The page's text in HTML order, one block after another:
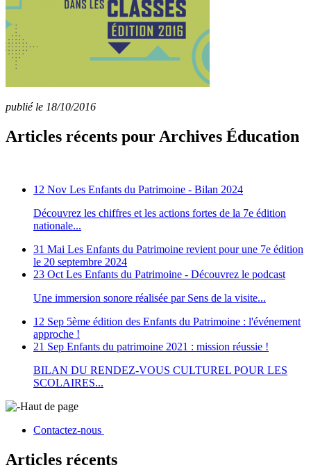
publié le 18/10/2016
Articles récents pour Archives Éducation
12 Nov Les Enfants du Patrimoine - Bilan 2024
Découvrez les chiffres et les actions fortes de la 7e édition
nationale...
31 Mai Les Enfants du Patrimoine revient pour une 7e édition
le 20 septembre 2024
23 Oct Les Enfants du Patrimoine - Découvrez le podcast
Une immersion sonore réalisée par Sens de la visite...
12 Sep 5ème édition des Enfants du Patrimoine : l'événement
approche !
21 Sep Enfants du patrimoine 2021 : mission réussie !
BILAN DU RENDEZ-VOUS CULTUREL POUR LES
SCOLAIRES...
Haut de page
Contactez-nous
Articles récents